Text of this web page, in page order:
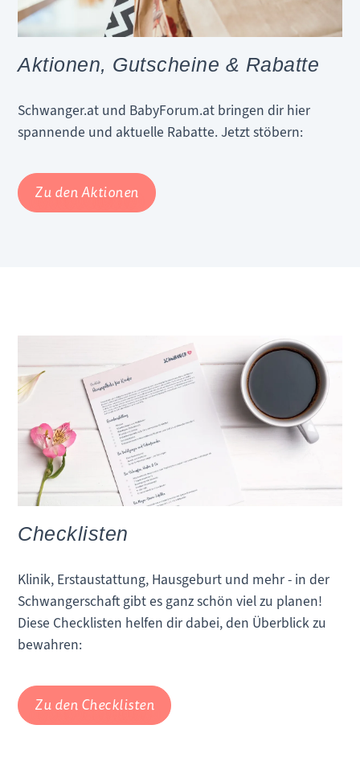
Aktionen, Gutscheine & Rabatte
Schwanger.at und BabyForum.at bringen dir hier
spannende und aktuelle Rabatte. Jetzt stöbern:
Zu den Aktionen
Checklisten
Klinik, Erstaustattung, Hausgeburt und mehr - in der
Schwangerschaft gibt es ganz schön viel zu planen!
Diese Checklisten helfen dir dabei, den Überblick zu
bewahren:
Zu den Checklisten